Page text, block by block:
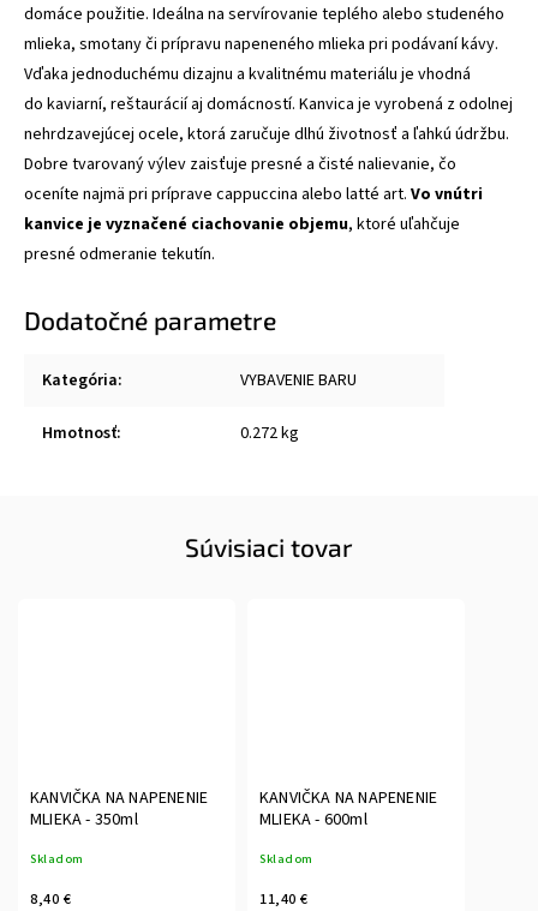
domáce použitie. Ideálna na servírovanie teplého alebo studeného
mlieka, smotany či prípravu napeneného mlieka pri podávaní kávy.
Vďaka jednoduchému dizajnu a kvalitnému materiálu je vhodná
do kaviarní, reštaurácií aj domácností. Kanvica je vyrobená z odolnej
nehrdzavejúcej ocele, ktorá zaručuje dlhú životnosť a ľahkú údržbu.
Dobre tvarovaný výlev zaisťuje presné a čisté nalievanie, čo
oceníte najmä pri príprave cappuccina alebo latté art. Vo vnútri
kanvice je vyznačené ciachovanie objemu, ktoré uľahčuje
presné odmeranie tekutín.
Dodatočné parametre
Kategória: VYBAVENIE BARU
Hmotnosť: 0.272 kg
Súvisiaci tovar
KANVIČKA NA NAPENENIE
MLIEKA - 350ml
Skladom
8,40 €
KANVIČKA NA NAPENENIE
MLIEKA - 600ml
Skladom
11,40 €